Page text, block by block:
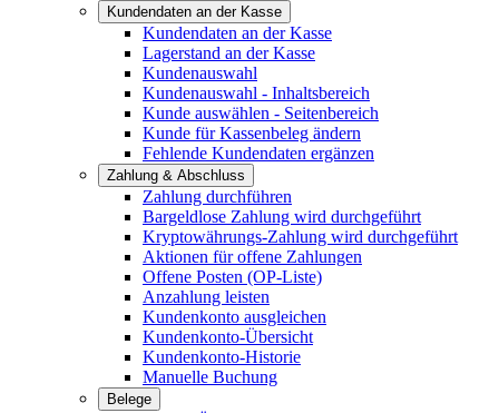
Kundendaten an der Kasse
Kundendaten an der Kasse
Lagerstand an der Kasse
Kundenauswahl
Kundenauswahl - Inhaltsbereich
Kunde auswählen - Seitenbereich
Kunde für Kassenbeleg ändern
Fehlende Kundendaten ergänzen
Zahlung & Abschluss
Zahlung durchführen
Bargeldlose Zahlung wird durchgeführt
Kryptowährungs-Zahlung wird durchgeführt
Aktionen für offene Zahlungen
Offene Posten (OP-Liste)
Anzahlung leisten
Kundenkonto ausgleichen
Kundenkonto-Übersicht
Kundenkonto-Historie
Manuelle Buchung
Belege